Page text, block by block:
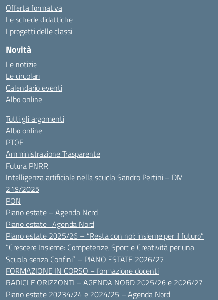
Offerta formativa
Le schede didattiche
I progetti delle classi
Novità
Le notizie
Le circolari
Calendario eventi
Albo online
Tutti gli argomenti
Albo online
PTOF
Amministrazione Trasparente
Futura PNRR
Intelligenza artificiale nella scuola Sandro Pertini – DM
219/2025
PON
Piano estate – Agenda Nord
Piano estate -Agenda Nord
Piano estate 2025/26 – “Resta con noi: insieme per il futuro”
“Crescere Insieme: Competenze, Sport e Creatività per una
Scuola senza Confini” – PIANO ESTATE 2026/27
FORMAZIONE IN CORSO – formazione docenti
RADICI E ORIZZONTI – AGENDA NORD 2025/26 e 2026/27
Piano estate 20234/24 e 2024/25 – Agenda Nord